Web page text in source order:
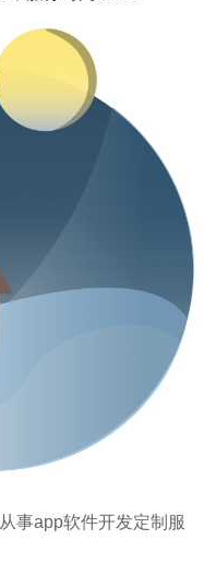
事app软件开发定制服